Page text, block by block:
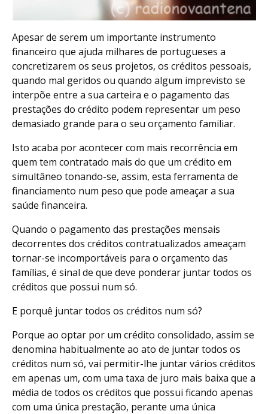
Apesar de serem um importante instrumento
financeiro que ajuda milhares de portugueses a
concretizarem os seus projetos, os créditos pessoais,
quando mal geridos ou quando algum imprevisto se
interpõe entre a sua carteira e o pagamento das
prestações do crédito podem representar um peso
demasiado grande para o seu orçamento familiar.
Isto acaba por acontecer com mais recorrência em
quem tem contratado mais do que um crédito em
simultâneo tonando-se, assim, esta ferramenta de
financiamento num peso que pode ameaçar a sua
saúde financeira.
Quando o pagamento das prestações mensais
decorrentes dos créditos contratualizados ameaçam
tornar-se incomportáveis para o orçamento das
famílias, é sinal de que deve ponderar juntar todos os
créditos que possui num só.
E porquê juntar todos os créditos num só?
Porque ao optar por um crédito consolidado, assim se
denomina habitualmente ao ato de juntar todos os
créditos num só, vai permitir-lhe juntar vários créditos
em apenas um, com uma taxa de juro mais baixa que a
média de todos os créditos que possui ficando apenas
com uma única prestação, perante uma única